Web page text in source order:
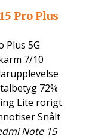
Pro Plus
Plus 5G
7/10
72%
Lite rörigt
Snålt
Note 15